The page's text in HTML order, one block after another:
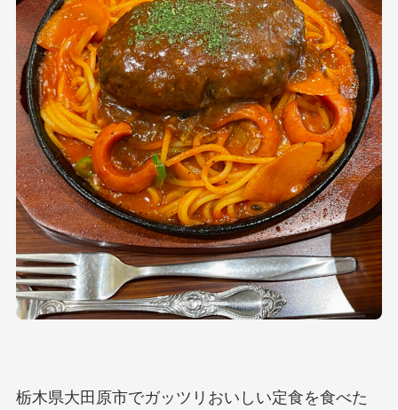
栃木県大田原市でガッツリおいしい定食を食べた